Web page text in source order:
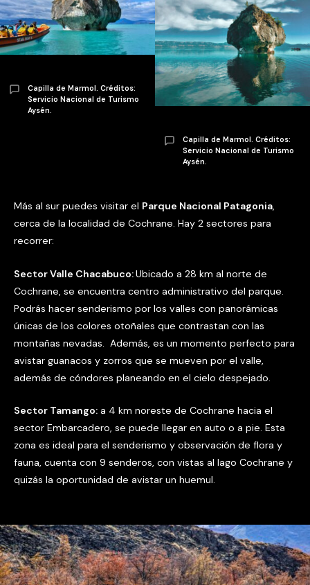
Capilla de Marmol. Créditos:
Servicio Nacional de Turismo
Aysén.
Capilla de Marmol. Créditos:
Servicio Nacional de Turismo
Aysén.
Más al sur puedes visitar el Parque Nacional Patagonia,
cerca de la localidad de Cochrane. Hay 2 sectores para
recorrer:
Sector Valle Chacabuco:Ubicado a 28 km al norte de
Cochrane, se encuentra centro administrativo del parque.
Podrás hacer senderismo por los valles con panorámicas
únicas de los colores otoñales que contrastan con las
montañas nevadas. Además, es un momento perfecto para
avistar guanacos y zorros que se mueven por el valle,
además de cóndores planeando en el cielo despejado.
Sector Tamango: a 4 km noreste de Cochrane hacia el
sector Embarcadero, se puede llegar en auto o a pie. Esta
zona es ideal para el senderismo y observación de flora y
fauna, cuenta con 9 senderos, con vistas al lago Cochrane y
quizás la oportunidad de avistar un huemul.